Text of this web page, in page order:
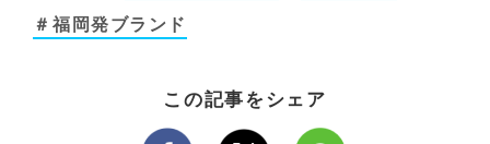
＃福岡発ブランド
この記事をシェア